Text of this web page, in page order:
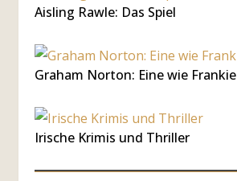
Aisling Rawle: Das Spiel
Graham Norton: Eine wie Frankie
Irische Krimis und Thriller